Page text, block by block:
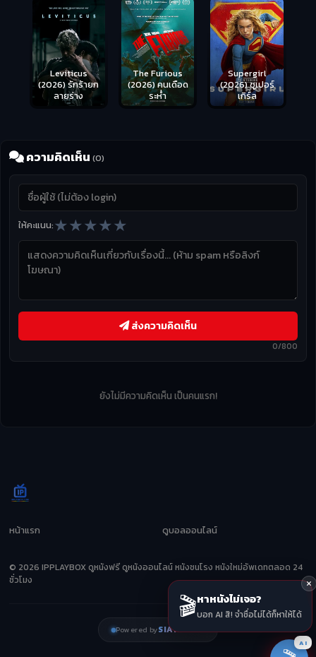
Leviticus
(2026) รักร้ายก
ลายร่าง
The Furious
(2026) คนเดือด
ระห่ำ
Supergirl
(2026) ซูเปอร์
เกิร์ล
ความคิดเห็น (0)
ให้คะแนน:★★★★★
0/800
ส่งความคิดเห็น
ยังไม่มีความคิดเห็น เป็นคนแรก!
หน้าแรก ดูบอลออนไลน์
© 2026 IPPLAYBOX ดูหนังฟรี ดูหนังออนไลน์ หนังชนโรง หนังใหม่อัพเดทตลอด 24
ชั่วโมง
Powered bySIAMZEED
🎬หาหนังไม่เจอ?
บอก AI สิ! จำชื่อไม่ได้ก็หาให้ได้
AI